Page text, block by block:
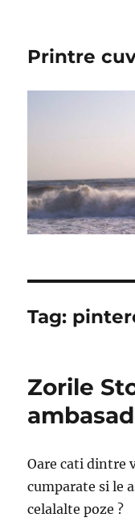
Printre
Tag:
Zorile
Oare cati dintre
cumparate si le
celalalte poze ?